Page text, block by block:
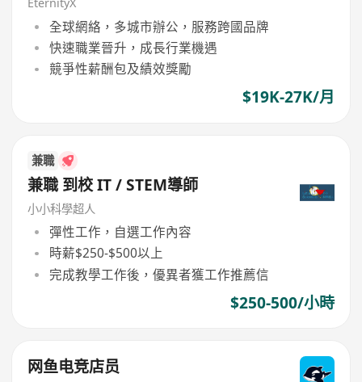
全球網絡，多城市辦公，服務跨國品牌
快速職業晉升，成長行業機遇
競爭性薪酬包及績效獎勵
$19K-27K/月
兼職
兼職 到校 IT / STEM導師
小小科學超人
彈性工作，自選工作內容
時薪$250-$500以上
完成教學工作後，優異者獲工作推薦信
$250-500/小時
网鱼电竞店员